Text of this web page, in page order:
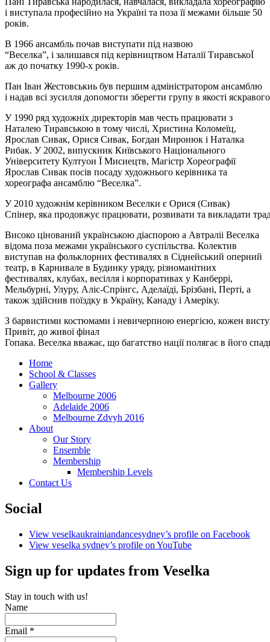
і виступала професійно на Україні та поза її межами більше 50
років.
В 1966 ансамбль почав виступати під назвою
“Веселка”, і залишався під керівництвом Наталії TиравськоЇ
аж до початку 1990-х років.
Пан Іван Жестовськиь був першим адміністратором ансамблю
і надав всі зусилля допомогти зберегти групу в якості
У 1990 ряд художніх директорів мав честь працювати з
Наталею Тиравською в тому числі, Христина Коломеїц,
Ярослав Сивак, Орися Сивак, Богдан Миронюк і Наталка
Рибак. У 2002, випускник Київського Національного
Університету Култуои Ї Мисиецтв, Магістр Хореографії
Ярослав Сивак посів посаду художнього керівника та
хореографа ансамблю “Веселка”.
У 2010 художнім керівником Веселки є Орися (Сивак)
Спінер, яка продовжує працювати, розвивати та викладати
Високо цінований українською діаспорою а Автраліі Веселка
відома поза межами українського суспільства. Колектив
виступав на фольклорних фестивалях в Сіднейський оперний
театр, в Карнивале в Будинку уряду, різноманітних
фестивалях, клубах, весілля і корпоративах у Канберрі,
Мельбурні, Улуру, Аліс-Спрінгс, Аделаїді, Брізбані, Перті, а
також здійснив поїздку в Україну, Канаду і Амеріку.
З барвистими костюмами і невичерпною енергією, кожен
Привіт, до живої фінал
Гопака. Веселка вважає, що багатство нації полягає в його
Ukrainian Dance Ensemble Sydney
Home
School & Classes
Gallery
Melbourne 2006
Adelaide 2006
Melbourne Zdvyh 2016
About
Our Story
Ensemble
Membership
Membership Levels
Contact Us
Social
View veselkaukrainiandancesydney’s profile on Facebook
View veselka sydney’s profile on YouTube
Sign up for updates from Veselka
Stay in touch with us!
Name
Email *